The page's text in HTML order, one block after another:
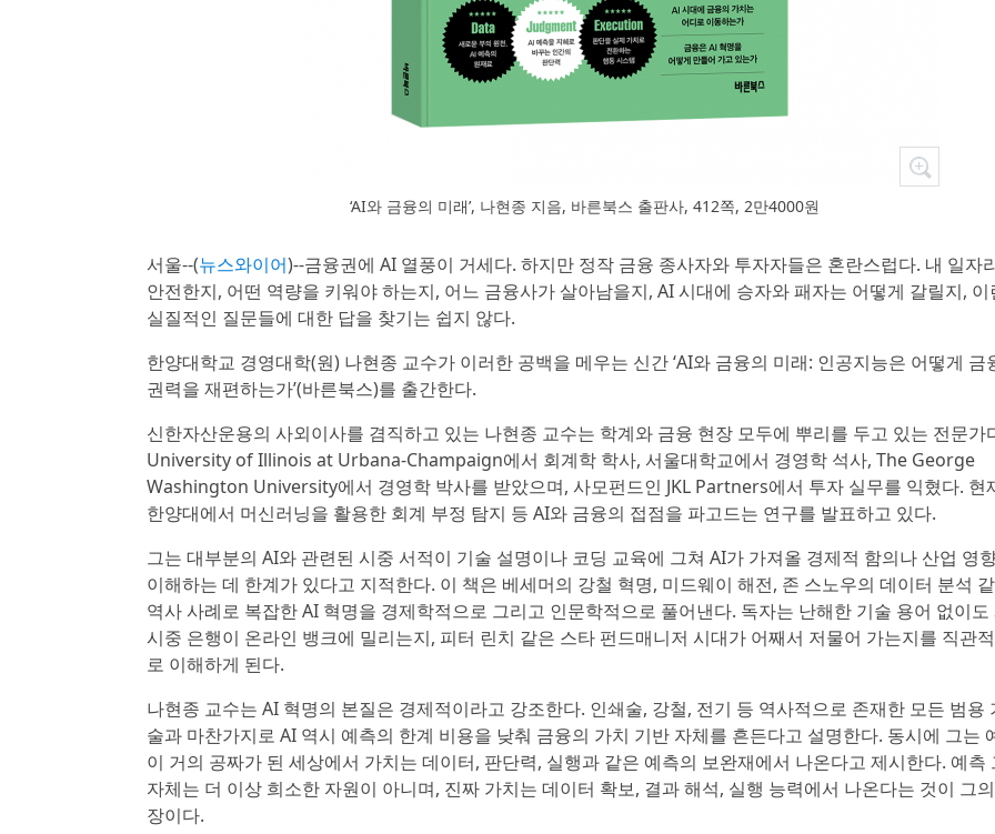
‘AI와 금융의 미래’, 나현종 지음, 바른북스 출판사, 412쪽, 2만4000원
서울--(뉴스와이어)--금융권에 AI 열풍이 거세다. 하지만 정작 금융 종사자와 투자자들은 혼란스럽다. 내 일자
안전한지, 어떤 역량을 키워야 하는지, 어느 금융사가 살아남을지, AI 시대에 승자와 패자는 어떻게 갈릴지, 이
실질적인 질문들에 대한 답을 찾기는 쉽지 않다.
한양대학교 경영대학(원) 나현종 교수가 이러한 공백을 메우는 신간 ‘AI와 금융의 미래: 인공지능은 어떻게 금
권력을 재편하는가’(바른북스)를 출간한다.
신한자산운용의 사외이사를 겸직하고 있는 나현종 교수는 학계와 금융 현장 모두에 뿌리를 두고 있는 전문가
University of Illinois at Urbana-Champaign에서 회계학 학사, 서울대학교에서 경영학 석사, The George
Washington University에서 경영학 박사를 받았으며, 사모펀드인 JKL Partners에서 투자 실무를 익혔다. 현
한양대에서 머신러닝을 활용한 회계 부정 탐지 등 AI와 금융의 접점을 파고드는 연구를 발표하고 있다.
그는 대부분의 AI와 관련된 시중 서적이 기술 설명이나 코딩 교육에 그쳐 AI가 가져올 경제적 함의나 산업 영
이해하는 데 한계가 있다고 지적한다. 이 책은 베세머의 강철 혁명, 미드웨이 해전, 존 스노우의 데이터 분석
역사 사례로 복잡한 AI 혁명을 경제학적으로 그리고 인문학적으로 풀어낸다. 독자는 난해한 기술 용어 없이도
시중 은행이 온라인 뱅크에 밀리는지, 피터 린치 같은 스타 펀드매니저 시대가 어째서 저물어 가는지를 직관
로 이해하게 된다.
나현종 교수는 AI 혁명의 본질은 경제적이라고 강조한다. 인쇄술, 강철, 전기 등 역사적으로 존재한 모든 범용
술과 마찬가지로 AI 역시 예측의 한계 비용을 낮춰 금융의 가치 기반 자체를 흔든다고 설명한다. 동시에 그는
이 거의 공짜가 된 세상에서 가치는 데이터, 판단력, 실행과 같은 예측의 보완재에서 나온다고 제시한다. 예측
자체는 더 이상 희소한 자원이 아니며, 진짜 가치는 데이터 확보, 결과 해석, 실행 능력에서 나온다는 것이 그
장이다.